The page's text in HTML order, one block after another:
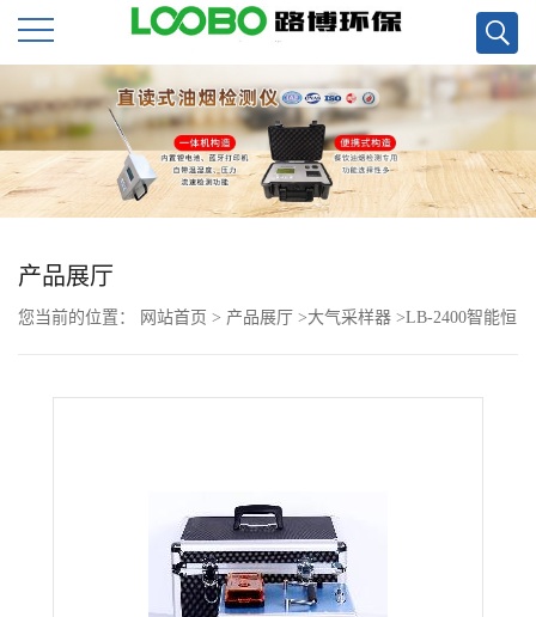
公
司
首
页
公
产品展厅
您当前的位置： 网站首页 > 产品展厅 >大气采样器 >LB-2400智能恒